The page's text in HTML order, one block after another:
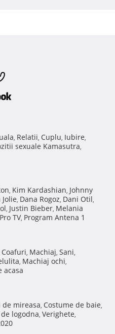
, Relatii, Cuplu, Iubire,
sexuale Kamasutra,
, Kim Kardashian, Johnny
, Dana Rogoz, Dani Otil,
, Justin Bieber, Melania
TV, Program Antena 1
Coafuri, Machiaj, Sani,
, Machiaj ochi,
acasa
de mireasa, Costume de baie,
logodna, Verighete,